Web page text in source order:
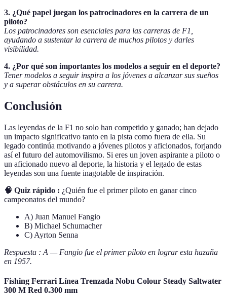
3. ¿Qué papel juegan los patrocinadores en la carrera de un
piloto?
Los patrocinadores son esenciales para las carreras de F1,
ayudando a sustentar la carrera de muchos pilotos y darles
visibilidad.
4. ¿Por qué son importantes los modelos a seguir en el deporte?
Tener modelos a seguir inspira a los jóvenes a alcanzar sus sueños
y a superar obstáculos en su carrera.
Conclusión
Las leyendas de la F1 no solo han competido y ganado; han dejado
un impacto significativo tanto en la pista como fuera de ella. Su
legado continúa motivando a jóvenes pilotos y aficionados, forjando
así el futuro del automovilismo. Si eres un joven aspirante a piloto o
un aficionado nuevo al deporte, la historia y el legado de estas
leyendas son una fuente inagotable de inspiración.
🧠 Quiz rápido : ¿Quién fue el primer piloto en ganar cinco
campeonatos del mundo?
A) Juan Manuel Fangio
B) Michael Schumacher
C) Ayrton Senna
Respuesta : A — Fangio fue el primer piloto en lograr esta hazaña
en 1957.
Fishing Ferrari Línea Trenzada Nobu Colour Steady Saltwater
300 M Red 0.300 mm